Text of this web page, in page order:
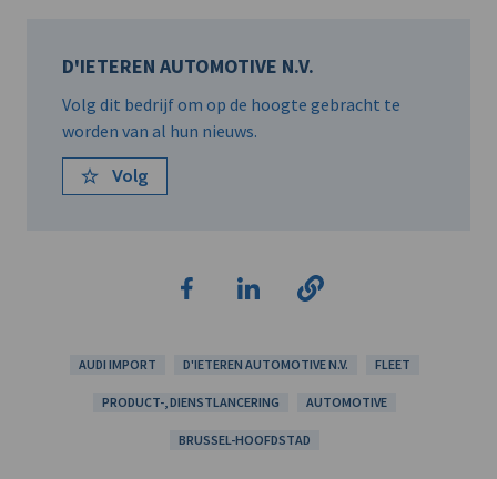
D'IETEREN AUTOMOTIVE N.V.
Volg dit bedrijf om op de hoogte gebracht te
worden van al hun nieuws.
Volg
AUDI IMPORT D'IETEREN AUTOMOTIVE N.V. FLEET
PRODUCT-, DIENSTLANCERING AUTOMOTIVE
BRUSSEL-HOOFDSTAD